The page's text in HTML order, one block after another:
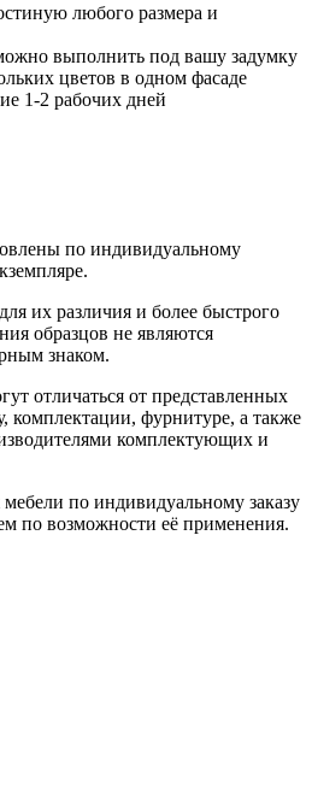
любого размера и
выполнить под вашу задумку
цветов в одном фасаде
1-2 рабочих дней
по индивидуальному
их различия и более быстрого
образцов не являются
знаком.
отличаться от представленных
комплектации, фурнитуре, а также
комплектующих и
по индивидуальному заказу
по возможности её применения.